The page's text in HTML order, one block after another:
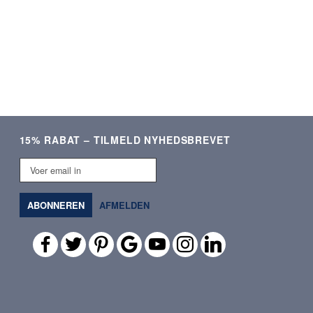
15% RABAT – TILMELD NYHEDSBREVET
email
ABONNEREN AFMELDEN